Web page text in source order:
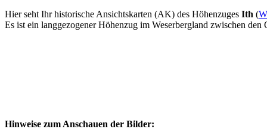
Hier seht Ihr historische Ansichtskarten (AK) des Höhenzuges Ith (
Es ist ein langgezogener Höhenzug im Weserbergland zwischen
Hinweise zum Anschauen der Bilder: